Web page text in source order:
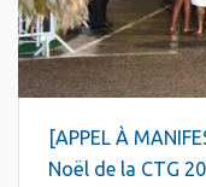
[APPEL À
Noël de la CTG